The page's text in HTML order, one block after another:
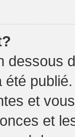
dessous
et
et